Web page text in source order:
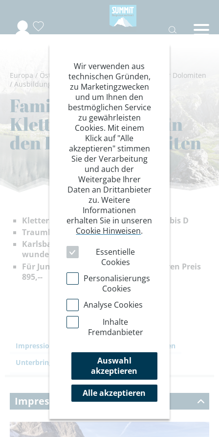
Europa / Österreich/Lienzer Dolomiten/Lienzer Dolomiten
/ Ausbildung Klettersteigkurse
Familien-
Klettersteigwoche in
den Lienzer Dolomiten
Klettersteige mit Schwierigkeiten B/C bis D
Traumhafte Landschaft
Karlsbader Hütte ein "Geheimtipp" in
wunderschöner Lage
Für Jungendliche zwischen 13 - 18 Jahren Preis
895,--
Impressionen
Leistungen
Unterbringung
Kommentare
Impressionen
Wir verwenden aus
technischen Gründen,
zu Marketingzwecken
und um Ihnen den
bestmöglichen Service
zu gewährleisten
Cookies. Mit einem
Klick auf "Alle
akzeptieren" stimmen
Sie der Verarbeitung
und auch der
Weitergabe Ihrer
Daten an Drittanbieter
zu. Weitere
Informationen
erhalten Sie in unseren
Cookie Hinweisen.
Essentielle
Cookies
Personalisierungs
Cookies
Analyse Cookies
Inhalte
Fremdanbieter
Auswahl
akzeptieren
Alle akzeptieren